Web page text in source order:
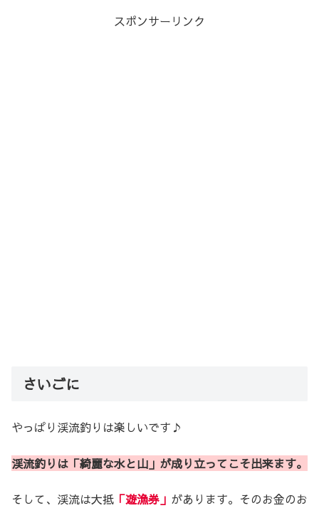
スポンサーリンク
さいごに
やっぱり渓流釣りは楽しいです♪
渓流釣りは「綺麗な水と山」が成り立ってこそ出来ます。
そして、渓流は大抵 「遊漁券」 があります。そのお金のお